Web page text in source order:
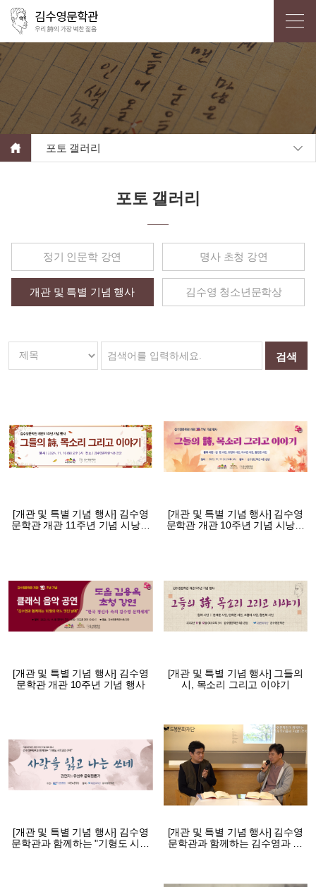
포토 갤러리
포토 갤러리
정기 인문학 강연 명사 초청 강연
개관 및 특별 기념 행사 김수영 청소년문학상
[개관 및 특별 기념 행사] 김수영
문학관 개관 11주년 기념 시낭독
[개관 및 특별 기념 행사] 김수영
문학관 개관 10주년 기념 시낭독
[개관 및 특별 기념 행사] 김수영
문학관 개관 10주년 기념 행사
[개관 및 특별 기념 행사] 그들의
시, 목소리 그리고 이야기
[개관 및 특별 기념 행사] 김수영
문학관과 함께하는 "기형도 시인
[개관 및 특별 기념 행사] 김수영
문학관과 함께하는 김수영과 우